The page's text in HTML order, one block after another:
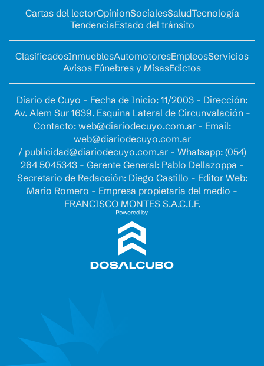
Cartas del lectorOpinionSocialesSaludTecnología
TendenciaEstado del tránsito
ClasificadosInmueblesAutomotoresEmpleosServicios
Avisos Fúnebres y MisasEdictos
Diario de Cuyo - Fecha de Inicio: 11/2003 - Dirección:
Av. Alem Sur 1639. Esquina Lateral de Circunvalación -
Contacto: web@diariodecuyo.com.ar- Email:
web@diariodecuyo.com.ar
/ publicidad@diariodecuyo.com.ar- Whatsapp: (054)
264 5045343 - Gerente General: Pablo Dellazoppa -
Secretario de Redacción: Diego Castillo - Editor Web:
Mario Romero - Empresa propietaria del medio -
FRANCISCO MONTES S.A.C.I.F.